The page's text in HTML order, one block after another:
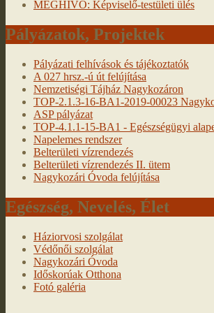
MEGHÍVÓ: Képviselő-testületi ülés
Pályázatok, Projektek
Pályázati felhívások és tájékoztatók
A 027 hrsz.-ú út felújítása
Nemzetiségi Tájház Nagykozáron
TOP-2.1.3-16-BA1-2019-00023
ASP pályázat
TOP-4.1.1-15-BA1 - Egészségügyi
Napelemes rendszer
Belterületi vízrendezés
Belterületi vízrendezés II. ütem
Nagykozári Óvoda felújítása
Egészség, Nevelés, Élet
Háziorvosi szolgálat
Védőnői szolgálat
Nagykozári Óvoda
Időskorúak Otthona
Fotó galéria